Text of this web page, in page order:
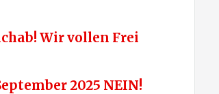
Wir vollen Frei
2025 NEIN!